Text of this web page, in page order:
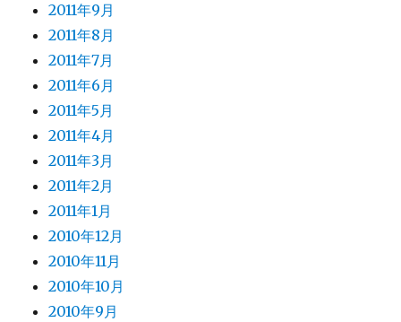
2011年9月
2011年8月
2011年7月
2011年6月
2011年5月
2011年4月
2011年3月
2011年2月
2011年1月
2010年12月
2010年11月
2010年10月
2010年9月